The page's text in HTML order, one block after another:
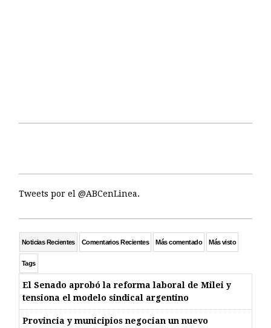
Tweets por el @ABCenLinea.
Noticias Recientes Comentarios Recientes Más comentado Más visto
Tags
El Senado aprobó la reforma laboral de Milei y
tensiona el modelo sindical argentino
Provincia y municipios negocian un nuevo